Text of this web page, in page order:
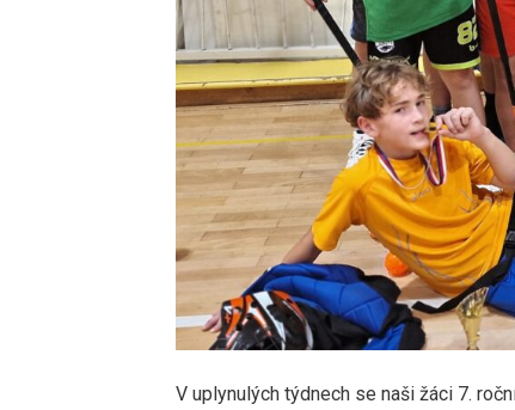
V uplynulých týdnech se naši žáci 7.